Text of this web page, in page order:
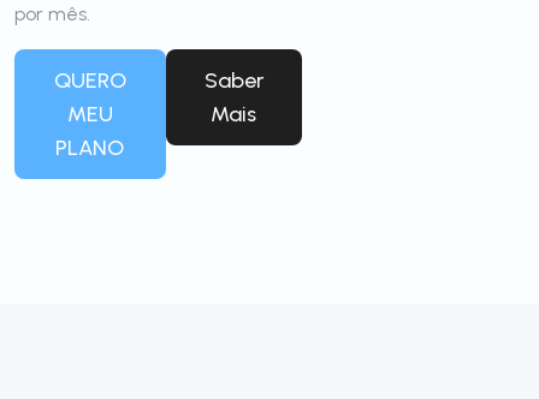
por mês.
QUERO
MEU
PLANO
Saber
Mais